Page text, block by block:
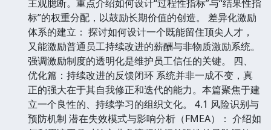
主观臆断。重点介绍如何设计“过程性指标”与“结果性指
标”的权重分配，以鼓励长期价值的创造。 差异化激励
体系的建立： 探讨如何设计一个既能留住顶尖人才，
又能激励普通员工持续改进的薪酬与非物质激励系统。
强调激励制度的透明化是维护员工信任的关键。 四、
优化篇：持续改进的反馈闭环 系统并非一成不变，真
正的强大在于其自我修正和迭代的能力。本篇聚焦于建
立一个良性的、持续学习的组织文化。 4.1 风险识别与
预防机制 潜在失效模式与影响分析（FMEA）： 介绍如